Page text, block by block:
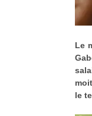
Le
le